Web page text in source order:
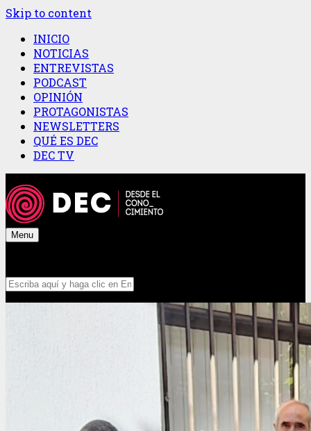
Skip to content
INICIO
NOTICIAS
ENTREVISTAS
PODCAST
OPINIÓN
PROTAGONISTAS
NEWSLETTERS
QUÉ ES DEC
DEC TV
Menu